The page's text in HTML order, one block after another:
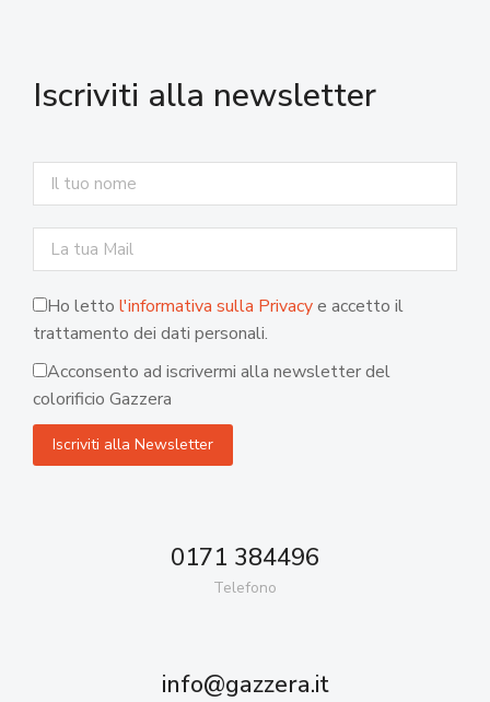
Iscriviti alla newsletter
Ho letto l'informativa sulla Privacye accetto il
trattamento dei dati personali.
Acconsento ad iscrivermi alla newsletter del
colorificio Gazzera
0171 384496
Telefono
info@gazzera.it